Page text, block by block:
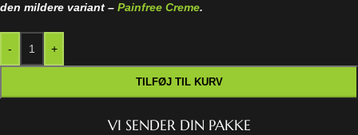
den mildere variant – Painfree Creme.
- +
TILFØJ TIL KURV
VI SENDER DIN PAKKE